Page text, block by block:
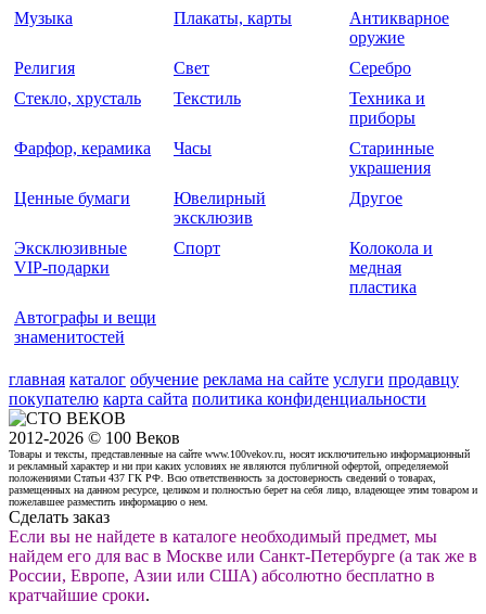
Музыка Плакаты, карты
Антикварное
оружие
Религия
Свет
Серебро
Стекло, хрусталь
Текстиль
Техника и
приборы
Фарфор, керамика
Часы
Старинные
украшения
Ценные бумаги
Ювелирный
эксклюзив
Другое
Эксклюзивные
VIP-подарки
Спорт
Колокола и
медная
пластика
Автографы и вещи
знаменитостей
главная каталог обучение реклама на сайте услуги продавцу
покупателю карта сайта политика конфиденциальности
2012-2026 © 100 Веков
Товары и тексты, представленные на сайте www.100vekov.ru, носят исключительно информационный
и рекламный характер и ни при каких условиях не являются публичной офертой, определяемой
положениями Статьи 437 ГК РФ. Всю ответственность за достоверность сведений о товарах,
размещенных на данном ресурсе, целиком и полностью берет на себя лицо, владеющее этим товаром и
пожелавшее разместить информацию о нем.
Сделать заказ
Если вы не найдете в каталоге необходимый предмет, мы
найдем его для вас в Москве или Санкт-Петербурге (а так же в
России, Европе, Азии или США) абсолютно бесплатно в
кратчайшие сроки.